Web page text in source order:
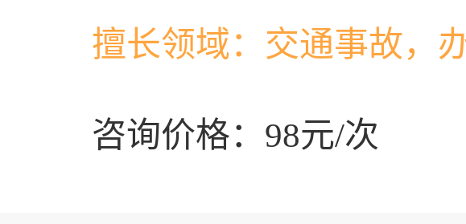
擅长领域： 交通事故，
咨询价格：98元/次